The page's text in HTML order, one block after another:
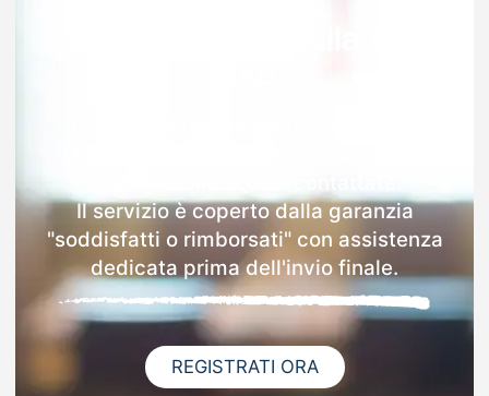
Il servizio è coperto dalla garanzia
"soddisfatti o rimborsati" con assistenza
dedicata prima dell'invio finale.
REGISTRATI ORA